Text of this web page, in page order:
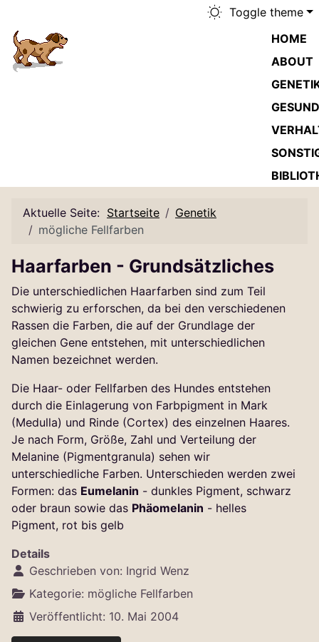
Toggle theme
HOME
ABOUT
Aktuelle Seite: Startseite
Genetik
mögliche Fellfarben
Haarfarben - Grundsätzliches
Die unterschiedlichen Haarfarben sind zum Teil
schwierig zu erforschen, da bei den verschiedenen
Rassen die Farben, die auf der Grundlage der
gleichen Gene entstehen, mit unterschiedlichen
Namen bezeichnet werden.
Die Haar- oder Fellfarben des Hundes entstehen
durch die Einlagerung von Farbpigment in Mark
(Medulla) und Rinde (Cortex) des einzelnen Haares.
Je nach Form, Größe, Zahl und Verteilung der
Melanine (Pigmentgranula) sehen wir
unterschiedliche Farben. Unterschieden werden zwei
Formen: das Eumelanin - dunkles Pigment, schwarz
oder braun sowie das Phäomelanin - helles
Pigment, rot bis gelb
Details
Geschrieben von: Ingrid Wenz
Kategorie: mögliche Fellfarben
Veröffentlicht: 10. Mai 2004